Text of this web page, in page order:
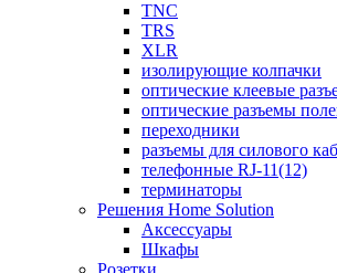
TNC
TRS
XLR
изолирующие колпачки
оптические клеевые
оптические разъемы
переходники
разъемы для силового
телефонные RJ-11(12)
терминаторы
Решения Home Solution
Аксессуары
Шкафы
Розетки